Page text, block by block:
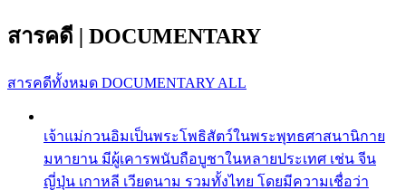
สารคดี | DOCUMENTARY
สารคดีทั้งหมด DOCUMENTARY ALL
เจ้าแม่กวนอิมเป็นพระโพธิสัตว์ในพระพุทธศาสนานิกาย
มหายาน มีผู้เคารพนับถือบูชาในหลายประเทศ เช่น จีน
ญี่ปุ่น เกาหลี เวียดนาม รวมทั้งไทย โดยมีความเชื่อว่า